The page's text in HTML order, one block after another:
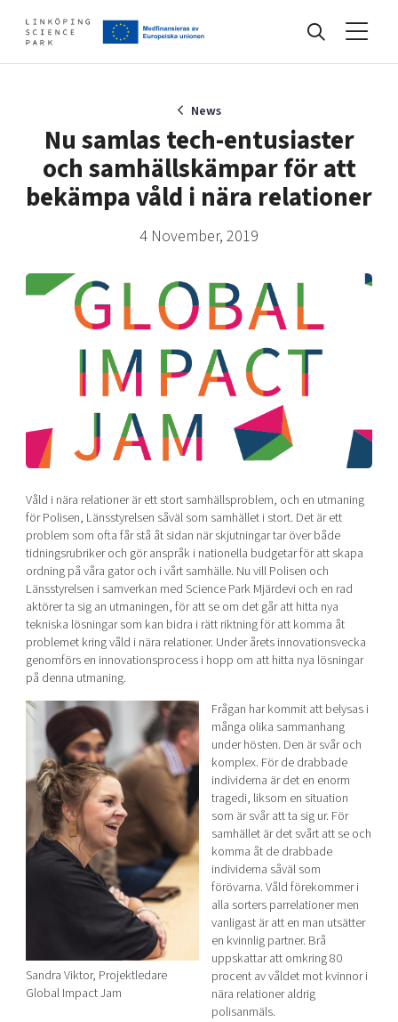
Find your network
Cybersecurity
Internet of Things
Manufacturing industries
Global talent
Visual technologies
Shaping cities and regions
East Sweden Tech Women
Reversed mentorship
Current offers and activities
Develop your company
Upgrade your skills & master new ones
Tech startups
Talent & skills
Startup & industry collaboration
Offers to boost your business
Funding opportunities
About
Our story, mission & vision
Our community of companies
Projects
Publications
Project toolbox
Our clusters
Reach out to us
Locations
40 years anniversary
Today's lunch in Mjärdevi
News
Nu samlas tech-entusiaster
och samhällskämpar för att
bekämpa våld i nära relationer
4 November, 2019
Våld i nära relationer är ett stort samhällsproblem, och en utmaning
för Polisen, Länsstyrelsen såväl som samhället i stort. Det är ett
problem som ofta får stå åt sidan när skjutningar tar över både
tidningsrubriker och gör anspråk i nationella budgetar för att skapa
ordning på våra gator och i vårt samhälle. Nu vill Polisen och
Länsstyrelsen i samverkan med Science Park Mjärdevi och en rad
aktörer ta sig an utmaningen, för att se om det går att hitta nya
tekniska lösningar som kan bidra i rätt riktning för att komma åt
problemet kring våld i nära relationer. Under årets innovationsvecka
genomförs en innovationsprocess i hopp om att hitta nya lösningar
på denna utmaning.
Sandra Viktor, Projektledare
Global Impact Jam
Frågan har kommit att belysas i
många olika sammanhang
under hösten. Den är svår och
komplex. För de drabbade
individerna är det en enorm
tragedi, liksom en situation
som är svår att ta sig ur. För
samhället är det svårt att se och
komma åt de drabbade
individerna såväl som
förövarna. Våld förekommer i
alla sorters parrelationer men
vanligast är att en man utsätter
en kvinnlig partner. Brå
uppskattar att omkring 80
procent av våldet mot kvinnor i
nära relationer aldrig
polisanmäls.